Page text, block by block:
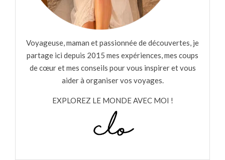
Voyageuse, maman et passionnée de découvertes, je
partage ici depuis 2015 mes expériences, mes coups
de cœur et mes conseils pour vous inspirer et vous
aider à organiser vos voyages.
EXPLOREZ LE MONDE AVEC MOI !